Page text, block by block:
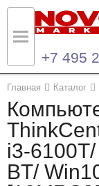
+7 495
Главная Каталог
i3-
BT/
Назад
Каталог продукции
Ноутбуки и
Компьютеры
Назад
Контакты
Контактная